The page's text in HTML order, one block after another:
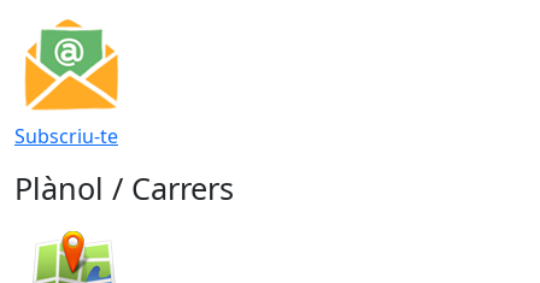
Subscriu-te
Plànol / Carrers